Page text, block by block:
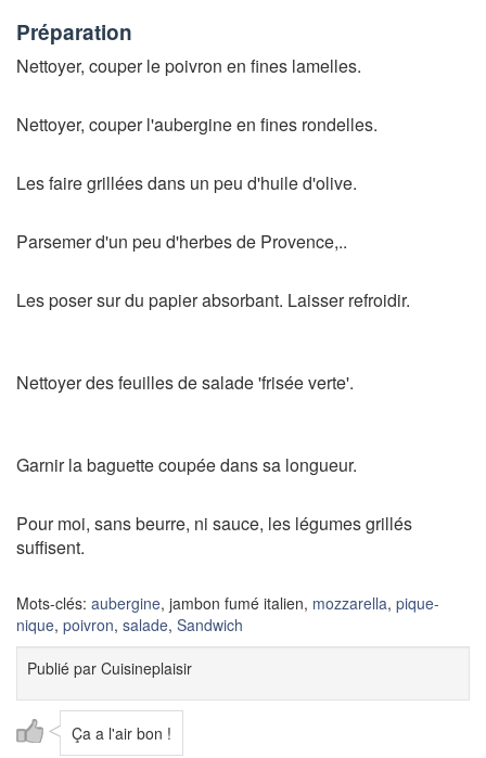
Préparation
Nettoyer, couper le poivron en fines lamelles.
Nettoyer, couper l'aubergine en fines rondelles.
Les faire grillées dans un peu d'huile d'olive.
Parsemer d'un peu d'herbes de Provence,..
Les poser sur du papier absorbant. Laisser refroidir.
Nettoyer des feuilles de salade 'frisée verte'.
Garnir la baguette coupée dans sa longueur.
Pour moi, sans beurre, ni sauce, les légumes grillés
suffisent.
Mots-clés: aubergine, jambon fumé italien, mozzarella, pique-
nique, poivron, salade, Sandwich
Publié par Cuisineplaisir
Ça a l'air bon !